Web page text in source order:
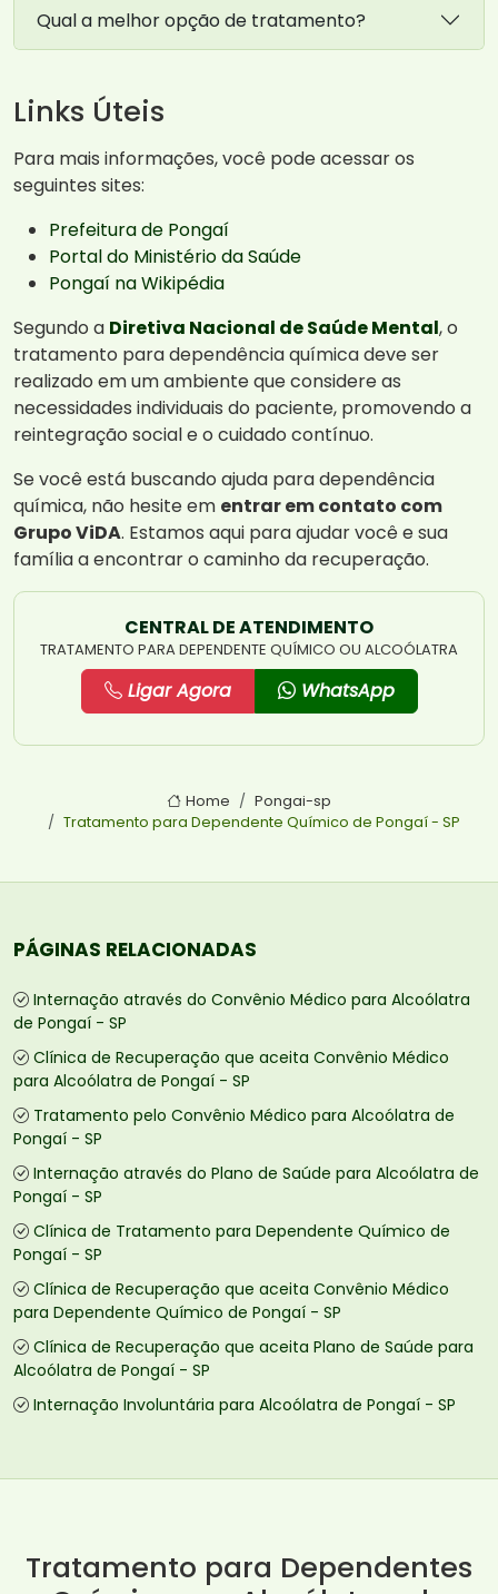
Qual a melhor opção de tratamento?
Links Úteis
Para mais informações, você pode acessar os
seguintes sites:
Prefeitura de Pongaí
Portal do Ministério da Saúde
Pongaí na Wikipédia
Segundo a Diretiva Nacional de Saúde Mental, o
tratamento para dependência química deve ser
realizado em um ambiente que considere as
necessidades individuais do paciente, promovendo a
reintegração social e o cuidado contínuo.
Se você está buscando ajuda para dependência
química, não hesite em entrar em contato com
Grupo ViDA. Estamos aqui para ajudar você e sua
família a encontrar o caminho da recuperação.
CENTRAL DE ATENDIMENTO
TRATAMENTO PARA DEPENDENTE QUÍMICO OU ALCOÓLATRA
Ligar Agora WhatsApp
Home
Pongai-sp
Tratamento para Dependente Químico de Pongaí - SP
PÁGINAS RELACIONADAS
Internação através do Convênio Médico para Alcoólatra
de Pongaí - SP
Clínica de Recuperação que aceita Convênio Médico
para Alcoólatra de Pongaí - SP
Tratamento pelo Convênio Médico para Alcoólatra de
Pongaí - SP
Internação através do Plano de Saúde para Alcoólatra de
Pongaí - SP
Clínica de Tratamento para Dependente Químico de
Pongaí - SP
Clínica de Recuperação que aceita Convênio Médico
para Dependente Químico de Pongaí - SP
Clínica de Recuperação que aceita Plano de Saúde para
Alcoólatra de Pongaí - SP
Internação Involuntária para Alcoólatra de Pongaí - SP
Tratamento para Dependentes